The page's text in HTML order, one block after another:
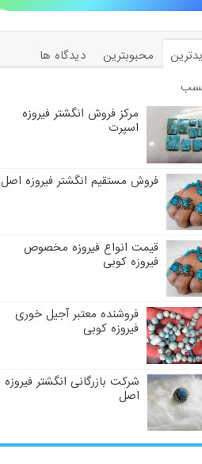
محبوبترین
دیدگاه ها
مرکز فروش انگشتر فیروزه
اسپرت
فروش مستقیم انگشتر فیروزه اصل
قیمت انواع فیروزه مخصوص
فیروزه کوبی
فروشنده معتبر آجیل خوری
فیروزه کوبی
شرکت بازرگانی انگشتر فیروزه
اصل